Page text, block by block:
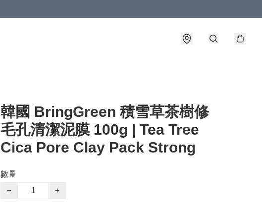
韓國 BringGreen 積雪草茶樹修
毛孔清潔泥膜 100g | Tea Tree
Cica Pore Clay Pack Strong
數量
−
+